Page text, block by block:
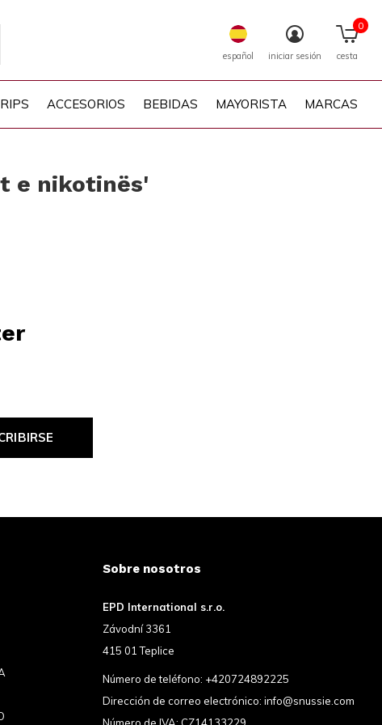
ACCESORIOS BEBIDAS MAYORISTA MARCAS
español iniciar sesión cesta
0
e nikotinës'
Sobre nosotros
EPD International s.r.o.
Závodní 3361
415 01 Teplice
Número de teléfono: +420724892225
Dirección de correo electrónico: info@snussie.com